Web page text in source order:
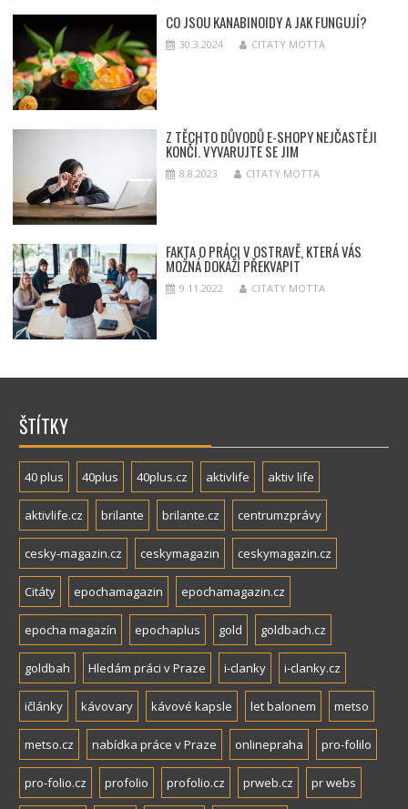
CO JSOU KANABINOIDY A JAK FUNGUJÍ?
30.3.2024 CITATY MOTTA
Z TĚCHTO DŮVODŮ E-SHOPY NEJČASTĚJI
KONČÍ. VYVARUJTE SE JIM
8.8.2023 CITATY MOTTA
FAKTA O PRÁCI V OSTRAVĚ, KTERÁ VÁS
MOŽNÁ DOKÁŽÍ PŘEKVAPIT
9.11.2022 CITATY MOTTA
ŠTÍTKY
40 plus 40plus 40plus.cz aktivlife aktiv life
aktivlife.cz brilante brilante.cz centrumzprávy
cesky-magazin.cz ceskymagazin ceskymagazin.cz
Citáty epochamagazin epochamagazin.cz
epocha magazín epochaplus gold goldbach.cz
goldbah Hledám práci v Praze i-clanky i-clanky.cz
ičlánky kávovary kávové kapsle let balonem metso
metso.cz nabídka práce v Praze onlinepraha pro-folilo
pro-folio.cz profolio profolio.cz prweb.cz pr webs